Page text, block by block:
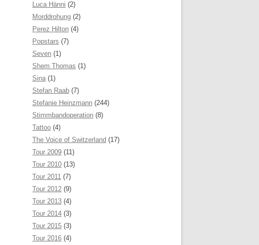
Luca Hänni (2)
Morddrohung (2)
Perez Hilton (4)
Popstars (7)
Seven (1)
Shem Thomas (1)
Sina (1)
Stefan Raab (7)
Stefanie Heinzmann (244)
Stimmbandoperation (8)
Tattoo (4)
The Voice of Switzerland (17)
Tour 2009 (11)
Tour 2010 (13)
Tour 2011 (7)
Tour 2012 (9)
Tour 2013 (4)
Tour 2014 (3)
Tour 2015 (3)
Tour 2016 (4)